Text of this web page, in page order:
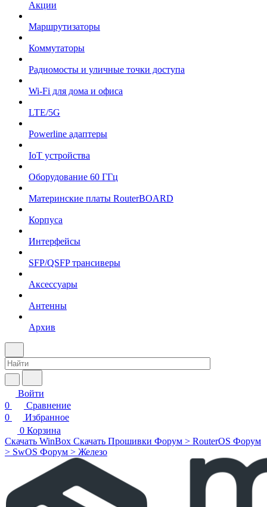
Акции
Маршрутизаторы
Коммутаторы
Радиомосты и уличные точки доступа
Wi-Fi для дома и офиса
LTE/5G
Powerline адаптеры
IoT устройства
Оборудование 60 ГГц
Материнские платы RouterBOARD
Корпуса
Интерфейсы
SFP/QSFP трансиверы
Аксессуары
Антенны
Архив
Войти
0
Сравнение
0
Избранное
0 Корзина
Скачать WinBox Скачать Прошивки Форум > RouterOS Форум
> SwOS Форум > Железо